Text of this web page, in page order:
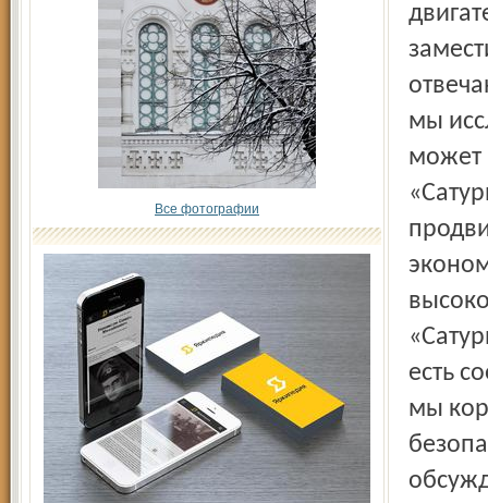
Все фотографии
мы
может
есть
мы